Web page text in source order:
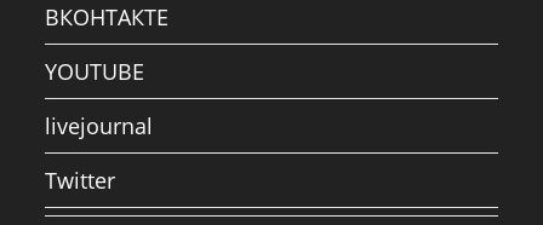
ВКОНТАКТЕ
YOUTUBE
livejournal
Twitter